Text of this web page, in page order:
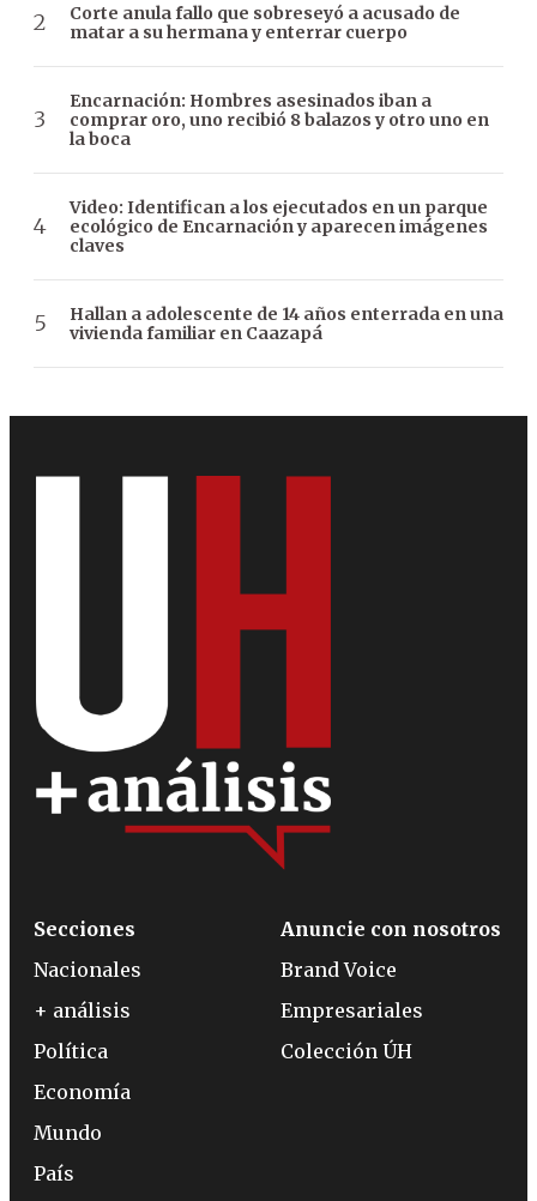
Corte anula fallo que sobreseyó a acusado de
matar a su hermana y enterrar cuerpo
Encarnación: Hombres asesinados iban a
comprar oro, uno recibió 8 balazos y otro uno en
la boca
Video: Identifican a los ejecutados en un parque
ecológico de Encarnación y aparecen imágenes
claves
Hallan a adolescente de 14 años enterrada en una
vivienda familiar en Caazapá
Secciones
Nacionales
+ análisis
Política
Economía
Mundo
País
Anuncie con nosotros
Brand Voice
Empresariales
Colección ÚH